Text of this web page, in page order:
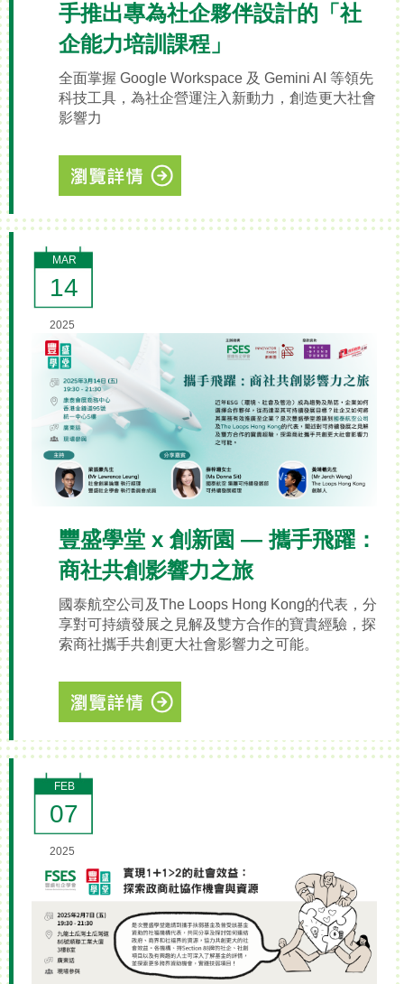
手推出專為社企夥伴設計的「社
企能力培訓課程」
全面掌握 Google Workspace 及 Gemini AI 等領先
科技工具，為社企營運注入新動力，創造更大社會
影響力
MAR
14
2025
豐盛學堂 x 創新園 — 攜手飛躍：
商社共創影響力之旅
國泰航空公司及The Loops Hong Kong的代表，分
享對可持續發展之見解及雙方合作的寶貴經驗，探
索商社攜手共創更大社會影響力之可能。
FEB
07
2025